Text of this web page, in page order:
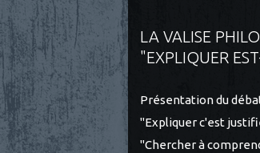
LA VALISE
"EXPLIQUER
Présentation du
"Expliquer c'est
"Chercher à